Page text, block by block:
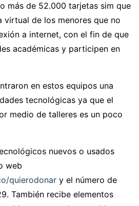
más de 52.000 tarjetas sim que
virtual de los menores que no
a internet, con el fin de que
académicas y participen en
en estos equipos una
tecnológicas ya que el
medio de talleres es un poco
nuevos o usados
web
quierodonar y el número de
También recibe elementos